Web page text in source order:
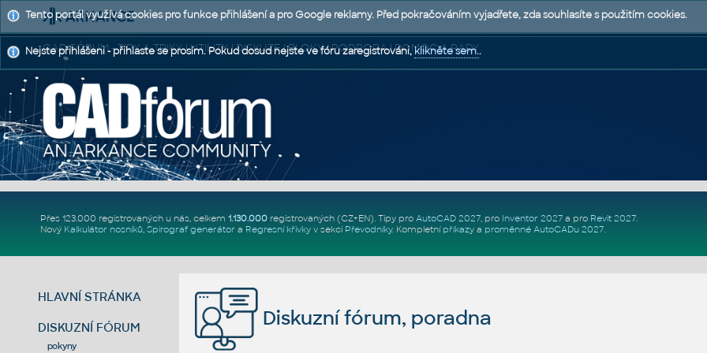
CAD FÓRUM - TIPY A TRIKY | UTILITY | DISKUZE | BLOKY | PODPORA | POMOC A RADY
Přes 123.000 registrovaných u nás, celkem 1.130.000registrovaných (CZ+EN). Tipy pro AutoCAD 2027, pro Inventor 2027a pro Revit 2027.
Nový Kalkulátor nosníků, Spirograf generátor a Regresní křivkyv sekci Převodníky. Kompletní příkazya proměnné AutoCADu 2027.
HLAVNÍ STRÁNKA
DISKUZNÍ FÓRUM
pokyny
Diskuzní fórum, poradna
Tento portál využívá cookies pro funkce přihlášení a pro Google reklamy. Před pokračováním vyjadřete, zda souhlasíte s použitím cookies.
Nejste přihlášeni - přihlaste se prosím. Pokud dosud nejste ve fóru zaregistrováni,klikněte sem..